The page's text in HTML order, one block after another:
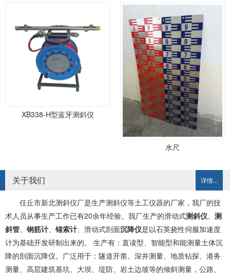
XB338-H型蓝牙测斜仪
水尺
详情...
关于我们
任丘市新北测斜仪厂是生产测斜仪等土工仪器的厂家，我厂的技
术人员从事生产工作已有20余年经验。我厂生产的滑动式测斜仪、 测
斜管、 钢筋计、 锚索计、滑动式剖面沉降仪是以石英挠性伺服加速度
计为基础开发研制出来的。 生产有：直读型、智能型和能测量土体沉
降的剖面沉降仪。广泛用于：隧道开凿、深井测量、地质钻探、港务
测量、高层建筑基坑、大坝、堤防、岩土边坡等的倾斜测量，公路、